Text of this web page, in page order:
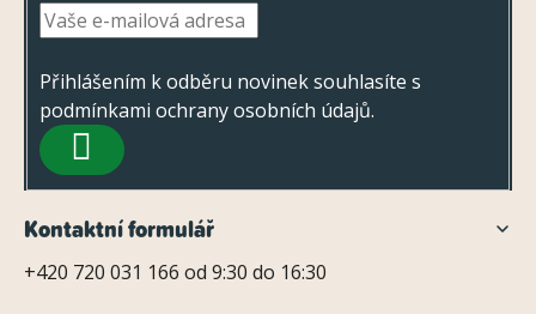
Přihlášením k odběru novinek souhlasíte s
podmínkami ochrany osobních údajů.
PŘIHLÁSIT
Kontaktní formulář
+420 720 031 166 od 9:30 do 16:30